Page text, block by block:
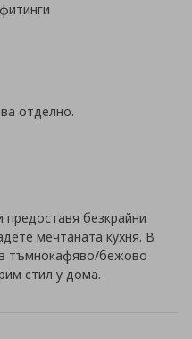
отделно.
предоставя безкрайни
мечтаната кухня. В
в тъмнокафяво/бежово
стил у дома.